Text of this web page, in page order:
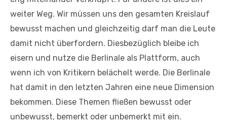
weiter Weg. Wir müssen uns den gesamten Kreislauf
bewusst machen und gleichzeitig darf man die Leute
damit nicht überfordern. Diesbezüglich bleibe ich
eisern und nutze die Berlinale als Plattform, auch
wenn ich von Kritikern belächelt werde. Die Berlinale
hat damit in den letzten Jahren eine neue Dimension
bekommen. Diese Themen fließen bewusst oder
unbewusst, bemerkt oder unbemerkt mit ein.